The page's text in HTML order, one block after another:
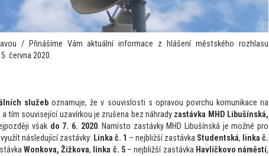
/ Přinášíme Vám aktuální informace z hlášení městského rozhlasu
června 2020.
služeb oznamuje, že v souvislosti s opravou povrchu komunikace na
tím související uzavírkou je zrušena bez náhrady zastávka MHD Libušínská,
však do 7. 6. 2020. Namísto zastávky MHD Libušínská je možné pro
následující zastávky: Linka č. 1 – nejbližší zastávka Studentská, linka č.
Wonkova, Žižkova, linka č. 5– nejbližší zastávka Havlíčkovo náměstí,